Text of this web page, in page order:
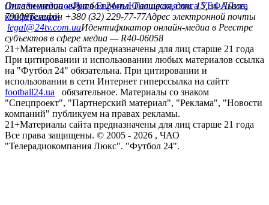
Лига чемпионовЛига ЕвропыЮношеская лига УЕФАЛига
конференций
Онлайн-медиа «Футбол 24»пл. Галицкая, дом. 15, м. Львов,
79008Телефон +380 (32) 229-77-77Адрес электронной почты
legal@24tv.com.uaИдентификатор онлайн-медиа в Реестре
субъектов в сфере медиа — R40-06058
21+Материалы сайта предназначены для лиц старше 21 года
При цитировании и использовании любых материалов ссылка
на "Футбол 24" обязательна. При цитировании и
использовании в сети Интернет гиперссылка на сайтт
football24.ua
обязательное. Материалы со знаком
"Спецпроект", "Партнерский материал", "Реклама", "Новости
компаний" публикуем на правах рекламы.
21+Материалы сайта предназначены для лиц старше 21 года
Все права защищены. © 2005 - 2026 , ЧАО
"Телерадиокомпания Люкс". "Футбол 24".